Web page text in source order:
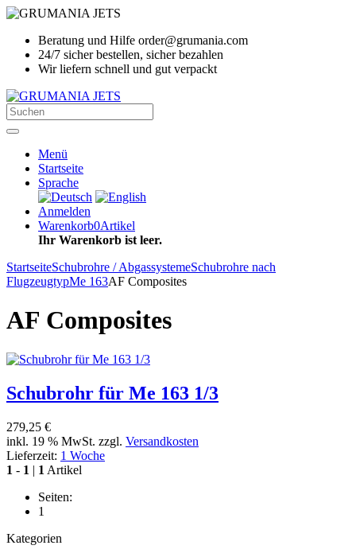
Beratung und Hilfe order@grumania.com
24/7 sicher bestellen, sicher bezahlen
Wir liefern schnell und gut verpackt
Menü
Startseite
Sprache
Anmelden
Warenkorb0Artikel
Ihr Warenkorb ist leer.
StartseiteSchubrohre / AbgassystemeSchubrohre nach
FlugzeugtypMe 163AF Composites
AF Composites
Schubrohr für Me 163 1/3
279,25 €
inkl. 19 % MwSt. zzgl. Versandkosten
Lieferzeit: 1 Woche
1 - 1 | 1 Artikel
Seiten:
1
Kategorien